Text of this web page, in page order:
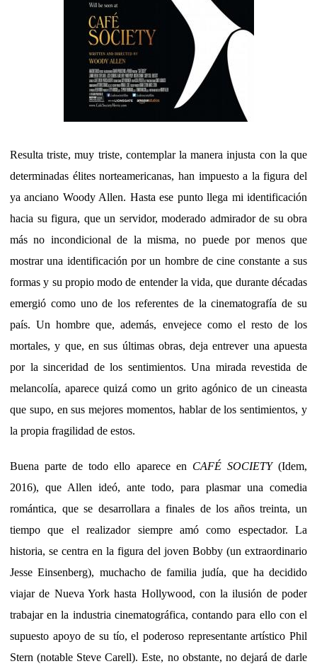
Resulta triste, muy triste, contemplar la manera injusta con la que
determinadas élites norteamericanas, han impuesto a la figura del
ya anciano Woody Allen. Hasta ese punto llega mi identificación
hacia su figura, que un servidor, moderado admirador de su obra
más no incondicional de la misma, no puede por menos que
mostrar una identificación por un hombre de cine constante a sus
formas y su propio modo de entender la vida, que durante décadas
emergió como uno de los referentes de la cinematografía de su
país. Un hombre que, además, envejece como el resto de los
mortales, y que, en sus últimas obras, deja entrever una apuesta
por la sinceridad de los sentimientos. Una mirada revestida de
melancolía, aparece quizá como un grito agónico de un cineasta
que supo, en sus mejores momentos, hablar de los sentimientos, y
la propia fragilidad de estos.
Buena parte de todo ello aparece en CAFÉ SOCIETY(Idem,
2016), que Allen ideó, ante todo, para plasmar una comedia
romántica, que se desarrollara a finales de los años treinta, un
tiempo que el realizador siempre amó como espectador. La
historia, se centra en la figura del joven Bobby (un extraordinario
Jesse Einsenberg), muchacho de familia judía, que ha decidido
viajar de Nueva York hasta Hollywood, con la ilusión de poder
trabajar en la industria cinematográfica, contando para ello con el
supuesto apoyo de su tío, el poderoso representante artístico Phil
Stern (notable Steve Carell). Este, no obstante, no dejará de darle